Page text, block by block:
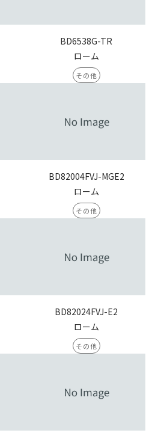
BD6538G-TR
ローム
その他
BD82004FVJ-MGE2
ローム
その他
BD82024FVJ-E2
ローム
その他